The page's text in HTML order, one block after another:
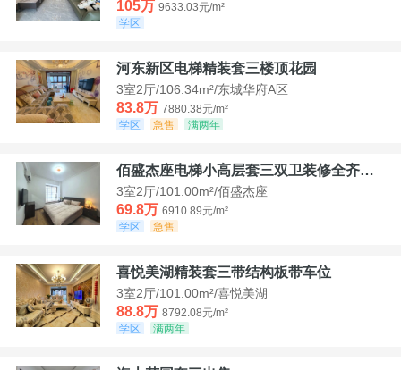
105万 9633.03元/m²
学区
河东新区电梯精装套三楼顶花园
3室2厅/106.34m²/东城华府A区
83.8万 7880.38元/m²
学区
急售 满两年
佰盛杰座电梯小高层套三双卫装修全齐诚意出售
3室2厅/101.00m²/佰盛杰座
69.8万 6910.89元/m²
学区
急售
喜悦美湖精装套三带结构板带车位
3室2厅/101.00m²/喜悦美湖
88.8万 8792.08元/m²
学区
满两年